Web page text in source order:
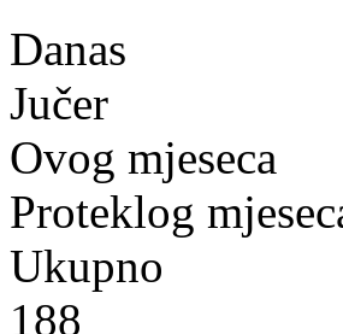
Danas
Jučer
Ovog mjeseca
Proteklog
Ukupno
188